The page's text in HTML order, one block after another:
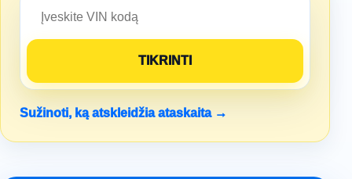
Sužinoti, ką atskleidžia ataskaita →